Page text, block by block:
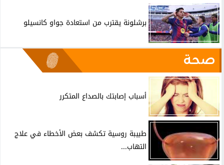
برشلونة يقترب من استعادة جواو كانسيلو
صحة
أسباب إصابتك بالصداع المتكرر
طبيبة روسية تكشف بعض الأخطاء في علاج
التهاب...